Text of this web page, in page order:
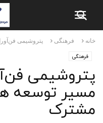
خانه فرهنگی پتروشیمی
فرهنگی
پتروشیمی
مسیر توسعه
مشترک